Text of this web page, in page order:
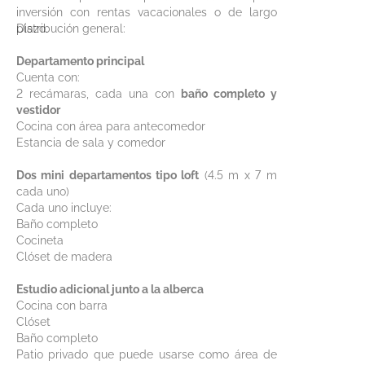
inversión con rentas vacacionales o de largo
plazo.
Distribución general:
Departamento principal
Cuenta con:
2 recámaras, cada una con
baño completo y
vestidor
Cocina con área para antecomedor
Estancia de sala y comedor
Dos mini departamentos tipo loft (4.5 m x 7 m
cada uno)
Cada uno incluye:
Baño completo
Cocineta
Clóset de madera
Estudio adicional junto a la alberca
Cocina con barra
Clóset
Baño completo
Patio privado que puede usarse como área de